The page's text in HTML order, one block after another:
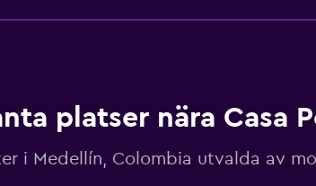
platser nära Casa
i Medellín, Colombia utvalda av